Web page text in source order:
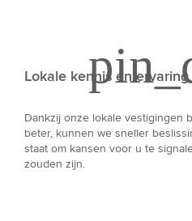
Lokale kennis en ervaring
Dankzij onze lokale vestigingen
beter, kunnen we sneller
staat om kansen voor u te
zouden zijn.